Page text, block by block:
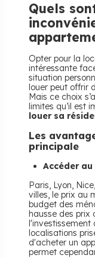
Quels
Opter pour la
intéressante
situation
louer peut offrir
Mais ce choix
limites qu’il est
louer sa
Les
principale
Accéder
Paris, Lyon,
villes, le prix au
budget des
hausse des prix
l'investissement
localisations
d'acheter un
permet